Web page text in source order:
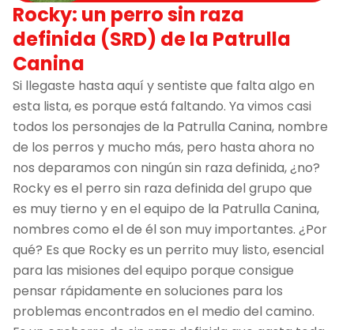
Rocky: un perro sin raza
definida (SRD) de la Patrulla
Canina
Si llegaste hasta aquí y sentiste que falta algo en
esta lista, es porque está faltando. Ya vimos casi
todos los personajes de la Patrulla Canina, nombre
de los perros y mucho más, pero hasta ahora no
nos deparamos con ningún sin raza definida, ¿no?
Rocky es el perro sin raza definida del grupo que
es muy tierno y en el equipo de la Patrulla Canina,
nombres como el de él son muy importantes. ¿Por
qué? Es que Rocky es un perrito muy listo, esencial
para las misiones del equipo porque consigue
pensar rápidamente en soluciones para los
problemas encontrados en el medio del camino.